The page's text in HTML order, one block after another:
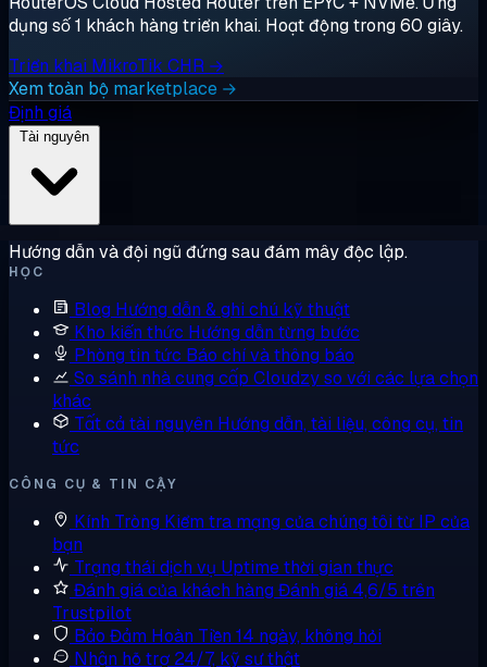
dụng số 1 khách hàng triển khai. Hoạt động trong 60 giây.
Triển khai MikroTik CHR →
Xem toàn bộ marketplace →
Định giá
Hướng dẫn và đội ngũ đứng sau đám mây độc lập.
HỌC
Blog Hướng dẫn & ghi chú kỹ thuật
Kho kiến thức Hướng dẫn từng bước
Phòng tin tức Báo chí và thông báo
So sánh nhà cung cấp Cloudzy so với các lựa chọn
khác
Tất cả tài nguyên Hướng dẫn, tài liệu, công cụ, tin
tức
CÔNG CỤ & TIN CẬY
Kính Tròng Kiểm tra mạng của chúng tôi từ IP của
bạn
Trạng thái dịch vụ Uptime thời gian thực
Đánh giá của khách hàng Đánh giá 4,6/5 trên
Trustpilot
Bảo Đảm Hoàn Tiền 14 ngày, không hỏi
Nhận hỗ trợ 24/7, kỹ sư thật